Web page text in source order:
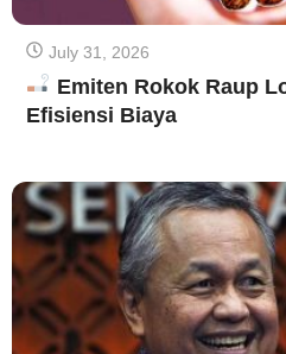
July 31, 2026
Emiten Rokok Raup
Efisiensi Biaya